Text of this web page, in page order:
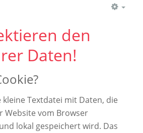
den
Daten!
kleine Textdatei mit Daten, die
Website vom Browser
lokal gespeichert wird. Das